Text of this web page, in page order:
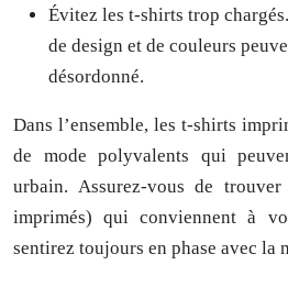
Évitez les t-shirts trop
de design et de couleurs
désordonné.
Dans l’ensemble, les t-shirts
de mode polyvalents qui
urbain. Assurez-vous de
imprimés) qui conviennent à
sentirez toujours en phase avec la